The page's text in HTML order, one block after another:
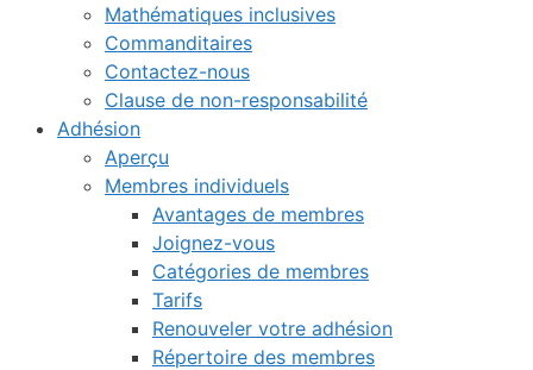
Mathématiques inclusives
Commanditaires
Contactez-nous
Clause de non-responsabilité
Adhésion
Aperçu
Membres individuels
Avantages de membres
Joignez-vous
Catégories de membres
Tarifs
Renouveler votre adhésion
Répertoire des membres